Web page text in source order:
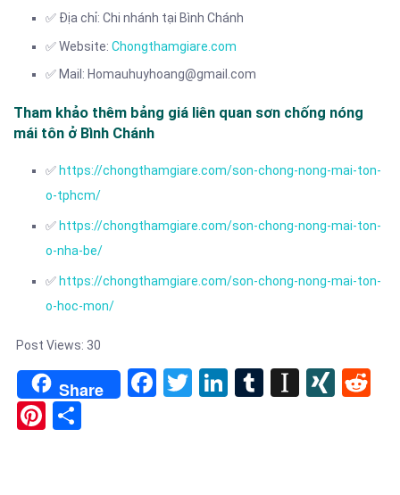
✅ Địa chỉ: Chi nhánh tại Bình Chánh
✅ Website: Chongthamgiare.com
✅ Mail: Homauhuyhoang@gmail.com
Tham khảo thêm bảng giá liên quan sơn chống nóng
mái tôn ở Bình Chánh
✅ https://chongthamgiare.com/son-chong-nong-mai-ton-
o-tphcm/
✅ https://chongthamgiare.com/son-chong-nong-mai-ton-
o-nha-be/
✅ https://chongthamgiare.com/son-chong-nong-mai-ton-
o-hoc-mon/
Post Views: 30
Share Facebook
TwitterLinkedIn
Tumblr
Pinterest